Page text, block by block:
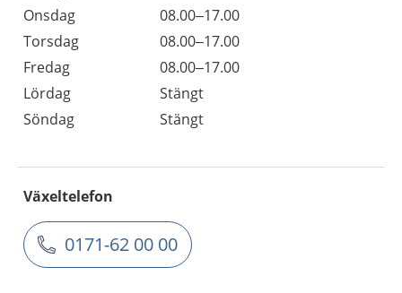
Onsdag
08.00–17.00
Torsdag
08.00–17.00
Fredag
08.00–17.00
Lördag
Stängt
Söndag
Stängt
Växeltelefon
0171-62 00 00